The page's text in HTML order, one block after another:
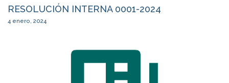
RESOLUCIÓN INTERNA 0001-2024
4 enero, 2024